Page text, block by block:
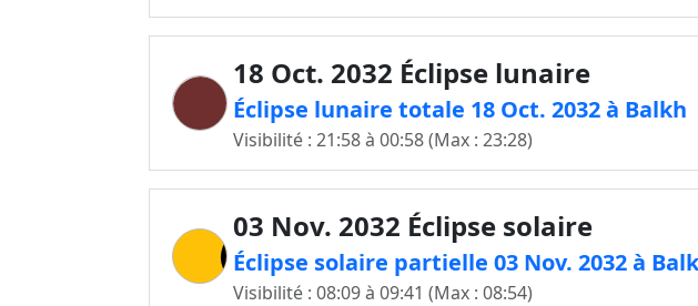
18 Oct. 2032 Éclipse lunaire
Éclipse lunaire totale 18 Oct. 2032 à Balkh
Visibilité : 21:58 à 00:58 (Max : 23:28)
03 Nov. 2032 Éclipse solaire
Éclipse solaire partielle 03 Nov. 2032 à
Visibilité : 08:09 à 09:41 (Max : 08:54)